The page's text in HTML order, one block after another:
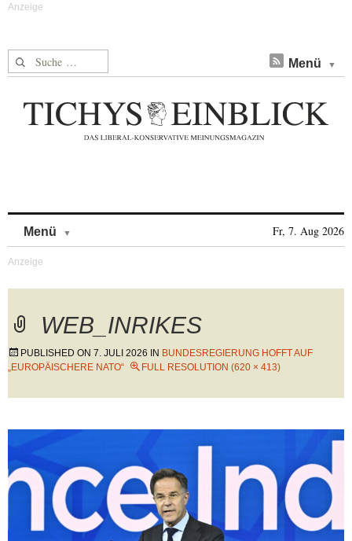
Suche nach: Menü
Menü Fr, 7. Aug 2026
WEB_INRIKES
PUBLISHED ON 7. JULI 2026 IN BUNDESREGIERUNG HOFFT AUF
„EUROPÄISCHERE NATO“
FULL RESOLUTION (620 × 413)